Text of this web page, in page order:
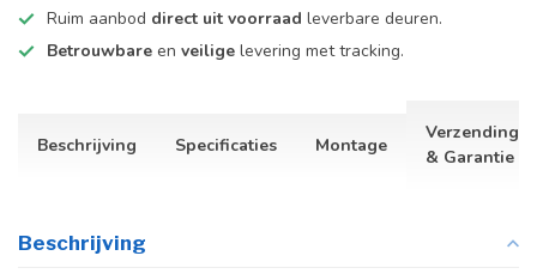
Ruim aanbod direct uit voorraad leverbare deuren.
Betrouwbare en veilige levering met tracking.
Beschrijving Specificaties Montage
Verzending
& Garantie
Beschrijving